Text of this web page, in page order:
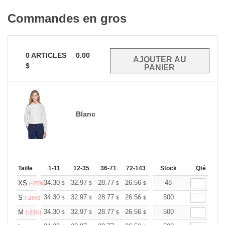
Commandes en gros
0ARTICLES
0.00
$
Blanc
Taille 1-11 12-35 36-71 72-143 144-287 288 +
Stock Qté
XS (-25%)34.30 $ 32.97 $ 28.77 $ 26.56 $ 25.23$
48
S (-25%) 34.30 $ 32.97 $ 28.77 $ 26.56 $ 25.23$
500
M (-25%) 34.30 $ 32.97 $ 28.77 $ 26.56 $ 25.23$
500